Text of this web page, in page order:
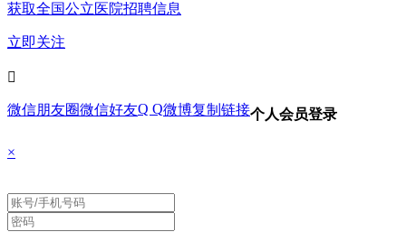
获取全国公立医院招聘信息
立即关注

微信朋友圈微信好友Q Q微博复制链接个人会员登录
×